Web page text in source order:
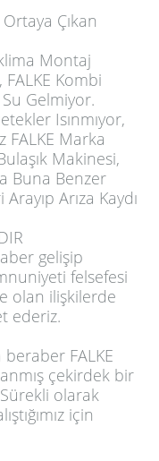
Çıkan
Montaj
FALKE Kombi
Su Gelmiyor.
Isınmıyor,
FALKE Marka
Makinesi,
Buna Benzer
Arıza Kaydı
gelişip
felsefesi
olan ilişkilerde
ederiz.
FALKE
çekirdek bir
olarak
için